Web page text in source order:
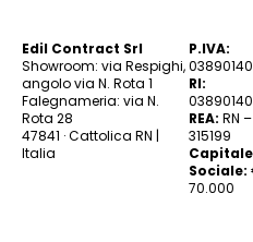
Edil Contract Srl
Showroom: via Respighi,
angolo via N. Rota 1
Falegnameria: via N.
Rota 28
47841 · Cattolica RN |
Italia
P.IVA:
RI:
REA: RN –
315199
Capitale
Sociale:
70.000